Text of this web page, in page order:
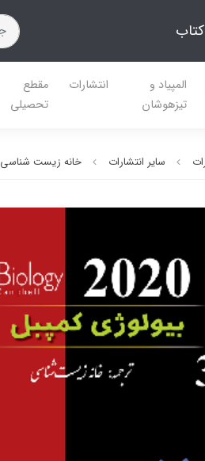
المپیاد و
تیزهوشان
انتشارات
مقطع
تحصیلی
سایر انتشارات خانه زیست شناسی